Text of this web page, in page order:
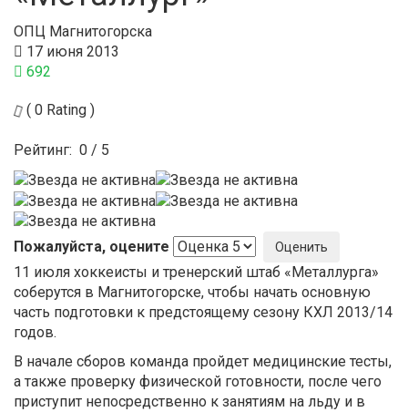
ОПЦ Магнитогорска
17 июня 2013
692
( 0 Rating )
Рейтинг: 0 / 5
Пожалуйста, оцените
11 июля хоккеисты и тренерский штаб «Металлурга»
соберутся в Магнитогорске, чтобы начать основную
часть подготовки к предстоящему сезону КХЛ 2013/14
годов.
В начале сборов команда пройдет медицинские тесты,
а также проверку физической готовности, после чего
приступит непосредственно к занятиям на льду и в